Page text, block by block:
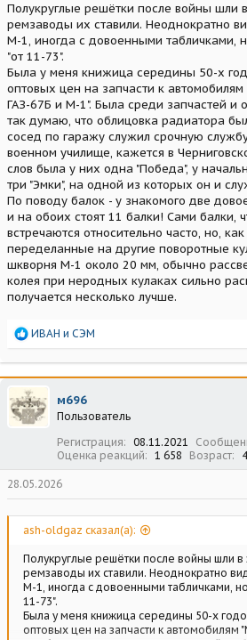
Полукруглые решётки после войны шли
ремзаводы их ставили. Неоднократно
М-1, иногда с довоенными табличками,
"от 11-73".
Была у меня книжица середины 50-х
оптовых цен на запчасти к автомобилям
ГАЗ-67Б и М-1". Была среди запчастей и
так думаю, что облицовка радиатора
сосед по гаражу служил срочную
военном училище, кажется в
слов была у них одна "Победа", у
три "Эмки", на одной из которых он и
По поводу балок - у знакомого две
и на обоих стоят 11 балки! Сами балки,
встречаются относительно часто, но,
переделанные на другие поворотные
шкворня М-1 около 20 мм, обычно
колея при неродных кулаках сильно
получается несколько лучше.
Р
а
к
ц
и
и
ИВАН и СЭМ
м696
Пользователь
Регистрация
08.11.2021
Оценка реакций
1 658 Возраст
28.05.2026
ash-oldgaz сказал(а):
Полукруглые решётки после войны шли в
ремзаводы их ставили. Неоднократно
М-1, иногда с довоенными табличками,
11-73".
Была у меня книжица середины 50-х
оптовых цен на запчасти к автомобилям